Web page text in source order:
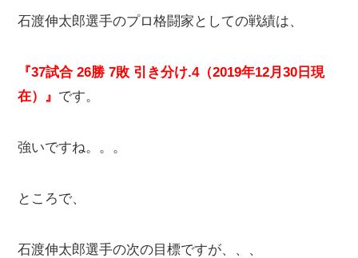
石渡伸太郎選手のプロ格闘家としての戦績は、
『37試合 26勝 7敗 引き分け.4（2019年12月30日現
在）』 です。
強いですね。。。
ところで、
石渡伸太郎選手の次の目標ですが、、、